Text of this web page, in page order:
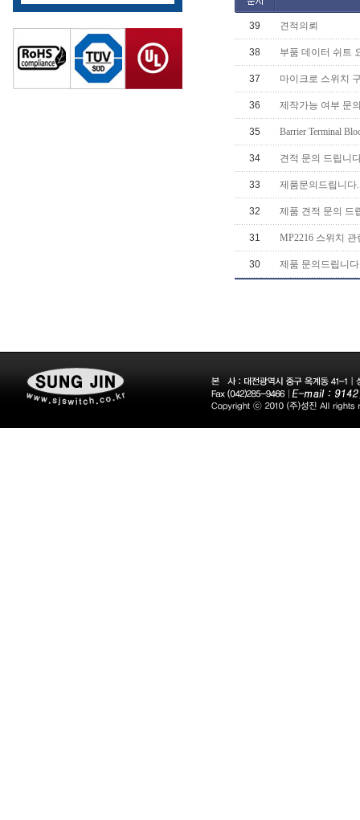
39 견적의뢰
38 부품 데이터 쉬트
37 마이크로 스위치
36 제작가능 여부 문
35 Barrier Terminal
34 견적 문의 드립니
33 제품문의드립니다.
32 제품 견적 문의 드
31 MP2216 스위치
30 제품 문의드립니